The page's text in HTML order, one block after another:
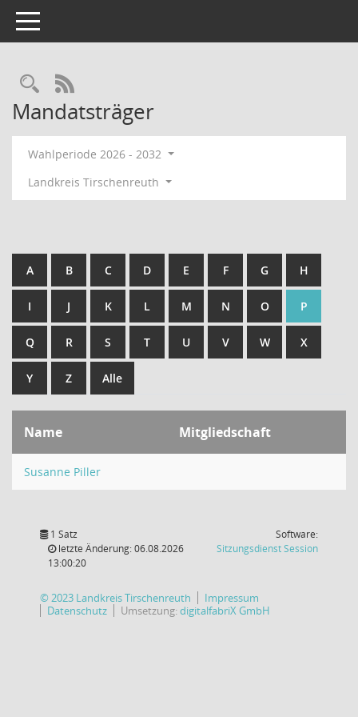
Toggle navigation
Rechercheauswahl
RSS-Feed
Mandatsträger
Wahlperiode 2026 - 2032
Landkreis Tirschenreuth
A B C D E F G H
I J K L M N O P
Q R S T U V W X
Y Z Alle
Name Mitgliedschaft
Susanne Piller
1 Satz
letzte Änderung: 06.08.2026
13:00:20
Software:
SitzungsdienstSession(Wird in
© 2023 Landkreis Tirschenreuth
Impressum
Datenschutz
Umsetzung:digitalfabriX GmbH